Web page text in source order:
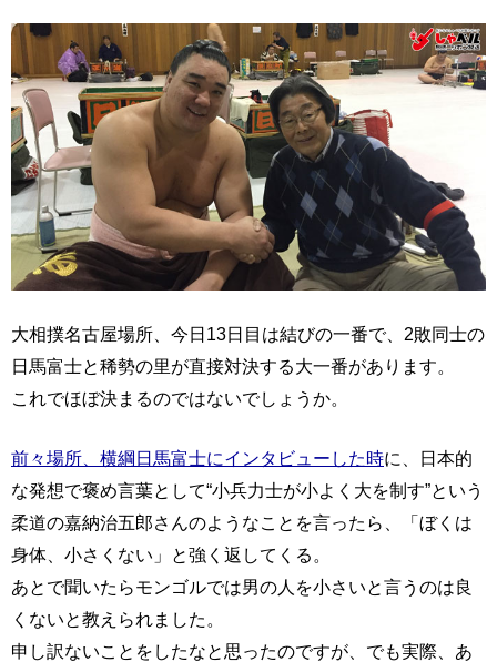
大相撲名古屋場所、今日13日目は結びの一番で、2敗同士の
日馬富士と稀勢の里が直接対決する大一番があります。
これでほぼ決まるのではないでしょうか。
前々場所、横綱日馬富士にインタビューした時に、日本的
な発想で褒め言葉として“小兵力士が小よく大を制す”という
柔道の嘉納治五郎さんのようなことを言ったら、「ぼくは
身体、小さくない」と強く返してくる。
あとで聞いたらモンゴルでは男の人を小さいと言うのは良
くないと教えられました。
申し訳ないことをしたなと思ったのですが、でも実際、あ